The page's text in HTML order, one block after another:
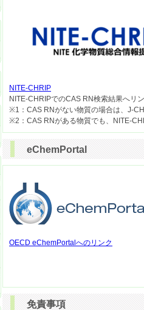
NITE-CHRIP
NITE-CHRIPでのCAS RN検索結果へリ
※1：CAS RNがない物質の場合は、J-
eChemPortal
OECD eChemPortalへのリンク
免責事項